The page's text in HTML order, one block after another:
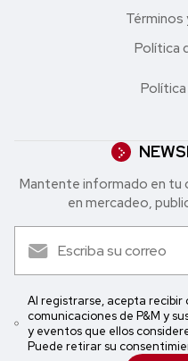
Términos
Política
Mantente informado en tu
en mercadeo,
Al registrarse, acepta
comunicaciones de P&M y
y eventos que ellos
Puede retirar su